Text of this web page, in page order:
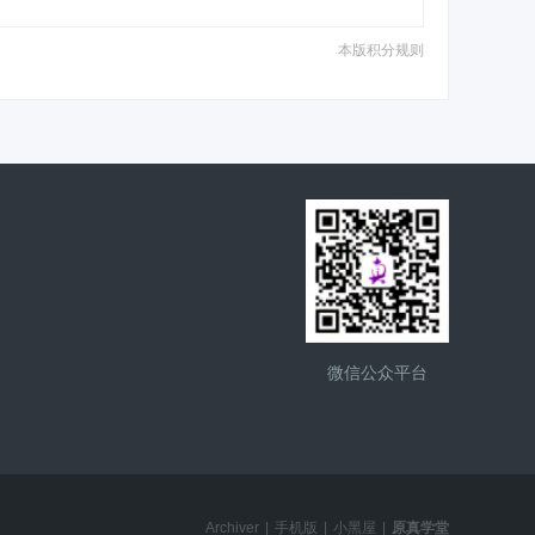
本版积分规则
微信公众平台
Archiver 手机版 小黑屋 原真学堂